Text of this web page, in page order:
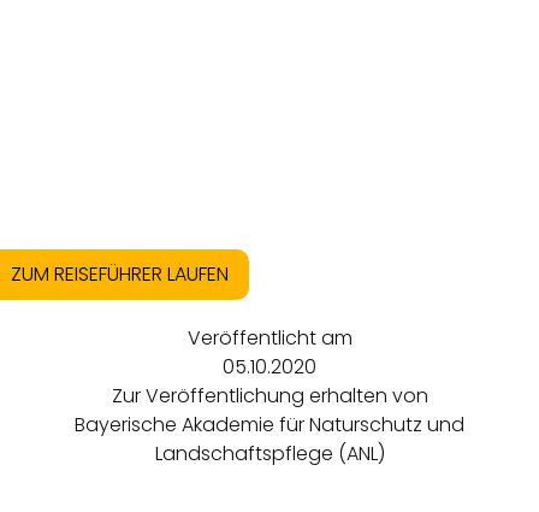
ZUM REISEFÜHRER LAUFEN
Veröffentlicht am
05.10.2020
Zur Veröffentlichung erhalten von
Bayerische Akademie für Naturschutz und
Landschaftspflege (ANL)